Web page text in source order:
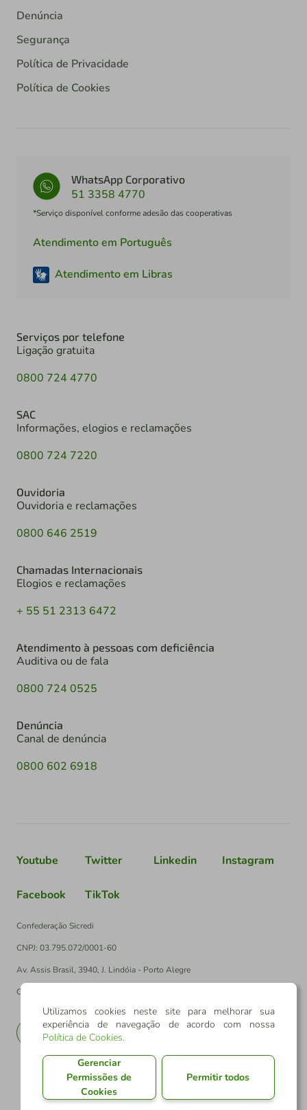
Denúncia
Segurança
Política de Privacidade
Política de Cookies
WhatsApp Corporativo
51 3358 4770
*Serviço disponível conforme adesão das cooperativas
Atendimento em Português
Atendimento em Libras
Serviços por telefone
Ligação gratuita
0800 724 4770
SAC
Informações, elogios e reclamações
0800 724 7220
Ouvidoria
Ouvidoria e reclamações
0800 646 2519
Chamadas Internacionais
Elogios e reclamações
+ 55 51 2313 6472
Atendimento à pessoas com deficiência
Auditiva ou de fala
0800 724 0525
Denúncia
Canal de denúncia
0800 602 6918
Youtube Twitter Linkedin Instagram
Facebook TikTok
Confederação Sicredi
CNPJ: 03.795.072/0001-60
Av. Assis Brasil, 3940, J. Lindóia - Porto Alegre
CEP: 91010-003
EN
Utilizamos cookies neste site para melhorar sua
experiência de navegação de acordo com nossa
Política de Cookies.
Gerenciar
Permissões de
Cookies
Permitir todos